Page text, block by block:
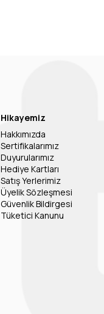
Hikayemiz
Hakkımızda
Sertifikalarımız
Duyurularımız
Hediye Kartları
Satış Yerlerimiz
Üyelik Sözleşmesi
Güvenlik Bildirgesi
Tüketici Kanunu